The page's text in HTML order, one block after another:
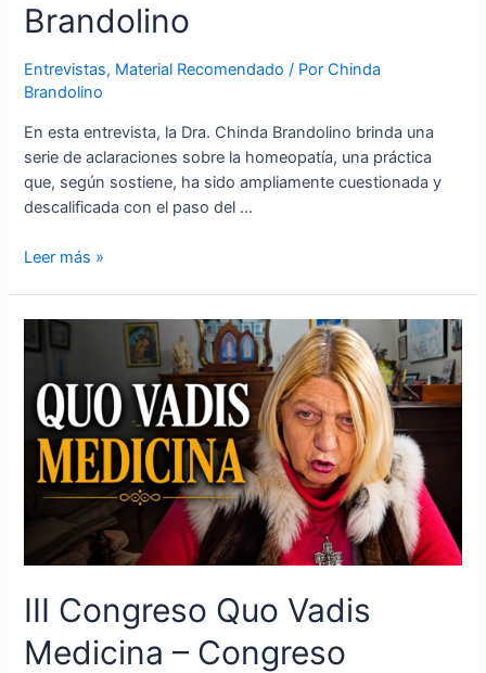
Brandolino
Entrevistas, Material Recomendado / PorChinda
Brandolino
En esta entrevista, la Dra. Chinda Brandolino brinda una
serie de aclaraciones sobre la homeopatía, una práctica
que, según sostiene, ha sido ampliamente cuestionada y
descalificada con el paso del …
Leer más »
III Congreso Quo Vadis
Medicina – Congreso